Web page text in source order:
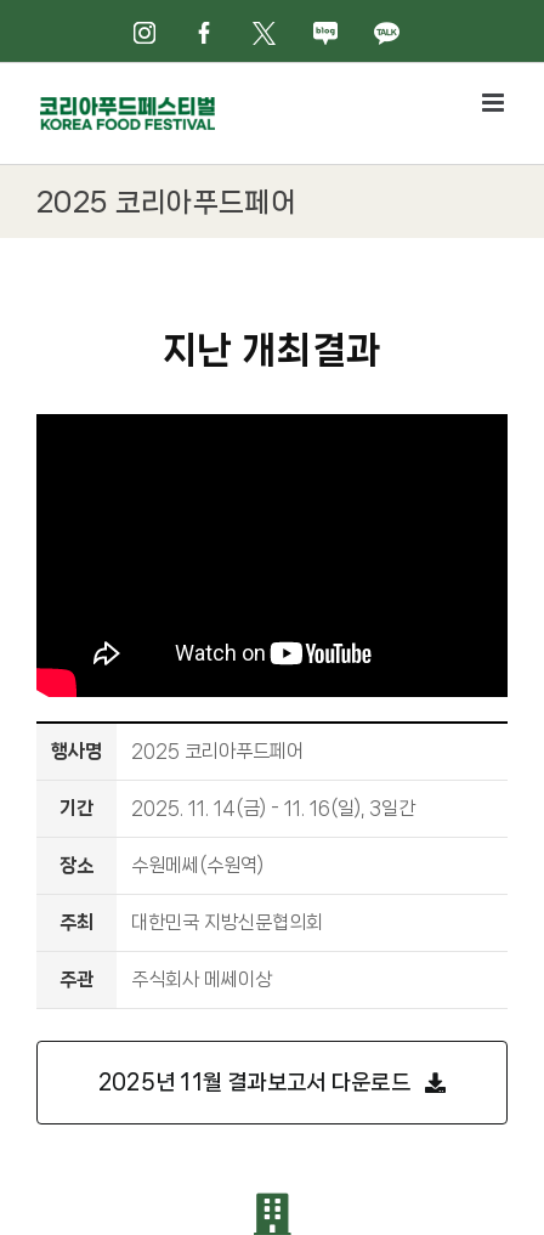
인스타그램
페이스북
X 네이버블로그
카카오톡
2025 코리아푸드페어
지난 개최결과
행사명 2025 코리아푸드페어
기간 2025. 11. 14(금) - 11. 16(일), 3일간
장소 수원메쎄(수원역)
주최 대한민국 지방신문협의회
주관 주식회사 메쎄이상
2025년 11월 결과보고서 다운로드